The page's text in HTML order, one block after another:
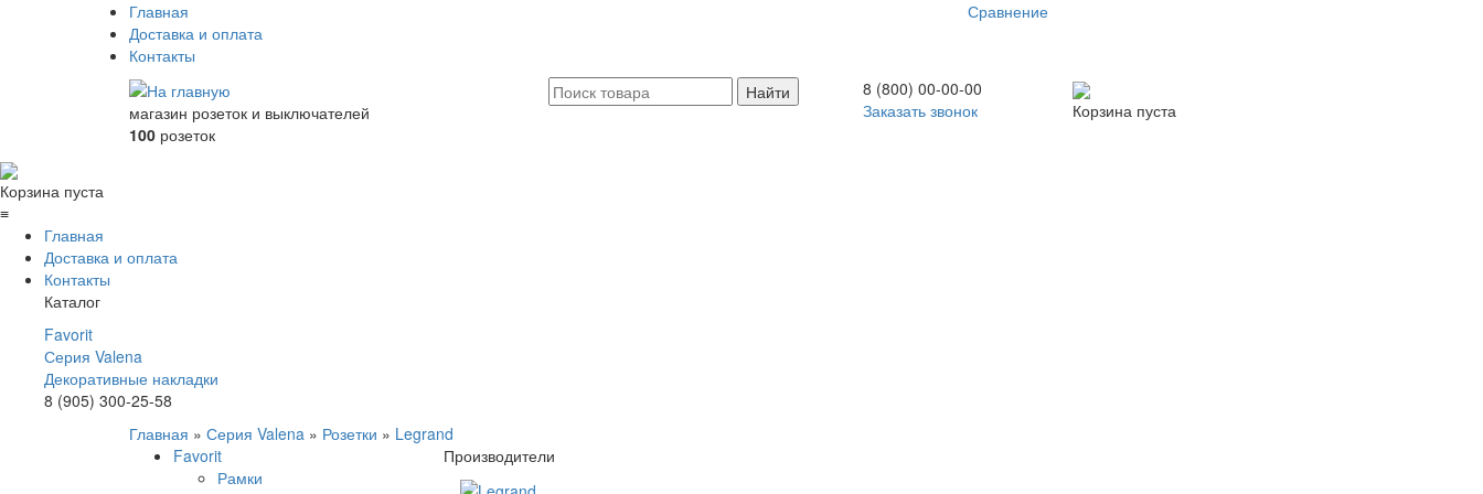
Главная
Доставка и оплата
Контакты
Сравнение
магазин розеток и выключателей
100 розеток
8 (800) 00-00-00
Заказать звонок
Корзина пуста
Корзина пуста
≡
Главная
Доставка и оплата
Контакты
Каталог
Favorit
Серия Valena
Декоративные накладки
8 (905) 300-25-58
Главная » Серия Valena » Розетки » Legrand
Favorit
Рамки
Производители